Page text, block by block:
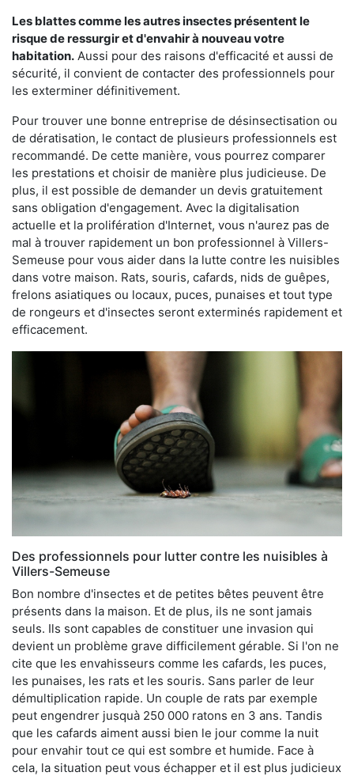
Les blattes comme les autres insectes présentent le
risque de ressurgir et d'envahir à nouveau votre
habitation. Aussi pour des raisons d'efficacité et aussi de
sécurité, il convient de contacter des professionnels pour
les exterminer définitivement.
Pour trouver une bonne entreprise de désinsectisation ou
de dératisation, le contact de plusieurs professionnels est
recommandé. De cette manière, vous pourrez comparer
les prestations et choisir de manière plus judicieuse. De
plus, il est possible de demander un devis gratuitement
sans obligation d'engagement. Avec la digitalisation
actuelle et la prolifération d'Internet, vous n'aurez pas de
mal à trouver rapidement un bon professionnel à Villers-
Semeuse pour vous aider dans la lutte contre les nuisibles
dans votre maison. Rats, souris, cafards, nids de guêpes,
frelons asiatiques ou locaux, puces, punaises et tout type
de rongeurs et d'insectes seront exterminés rapidement et
efficacement.
Des professionnels pour lutter contre les nuisibles à
Villers-Semeuse
Bon nombre d'insectes et de petites bêtes peuvent être
présents dans la maison. Et de plus, ils ne sont jamais
seuls. Ils sont capables de constituer une invasion qui
devient un problème grave difficilement gérable. Si l'on ne
cite que les envahisseurs comme les cafards, les puces,
les punaises, les rats et les souris. Sans parler de leur
démultiplication rapide. Un couple de rats par exemple
peut engendrer jusquà 250 000 ratons en 3 ans. Tandis
que les cafards aiment aussi bien le jour comme la nuit
pour envahir tout ce qui est sombre et humide. Face à
cela, la situation peut vous échapper et il est plus judicieux